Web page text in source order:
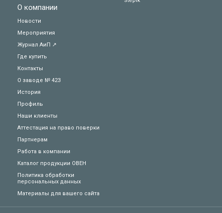
О компании
Новости
Мероприятия
Журнал АиП ↗
Где купить
Контакты
О заводе № 423
История
Профиль
Наши клиенты
Аттестация на право поверки
Партнерам
Работа в компании
Каталог продукции ОВЕН
Политика обработки
персональных данных
Материалы для вашего сайта